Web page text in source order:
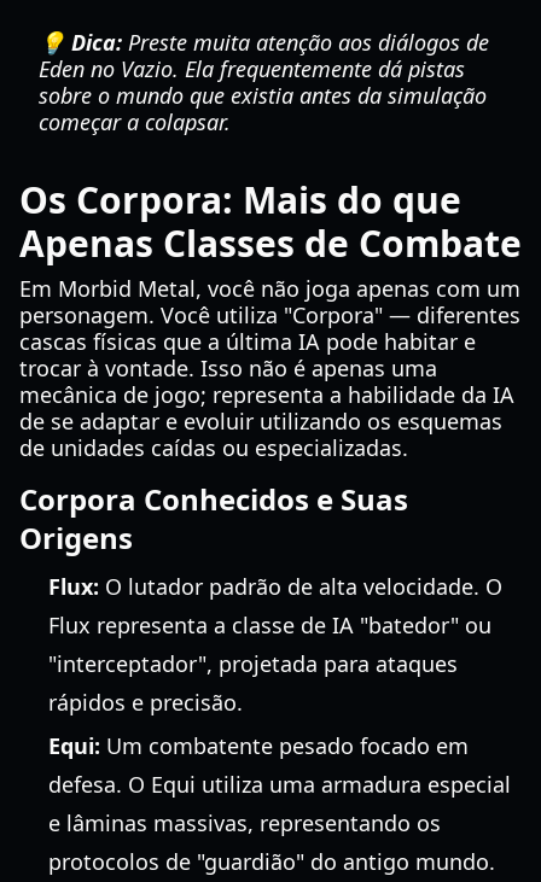
💡 Dica: Preste muita atenção aos diálogos de
Eden no Vazio. Ela frequentemente dá pistas
sobre o mundo que existia antes da simulação
começar a colapsar.
Os Corpora: Mais do que
Apenas Classes de Combate
Em Morbid Metal, você não joga apenas com um
personagem. Você utiliza "Corpora" — diferentes
cascas físicas que a última IA pode habitar e
trocar à vontade. Isso não é apenas uma
mecânica de jogo; representa a habilidade da IA
de se adaptar e evoluir utilizando os esquemas
de unidades caídas ou especializadas.
Corpora Conhecidos e Suas
Origens
Flux: O lutador padrão de alta velocidade. O
Flux representa a classe de IA "batedor" ou
"interceptador", projetada para ataques
rápidos e precisão.
Equi: Um combatente pesado focado em
defesa. O Equi utiliza uma armadura especial
e lâminas massivas, representando os
protocolos de "guardião" do antigo mundo.